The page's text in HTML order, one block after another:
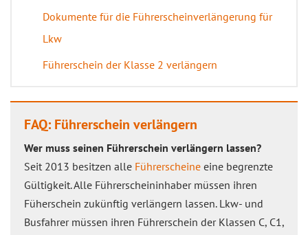
Dokumente für die Führerscheinverlängerung für
Lkw
Führerschein der Klasse 2 verlängern
FAQ: Führerschein verlängern
Wer muss seinen Führerschein verlängern lassen?
Seit 2013 besitzen alle Führerscheine eine begrenzte
Gültigkeit. Alle Führerscheininhaber müssen ihren
Füherschein zukünftig verlängern lassen. Lkw- und
Busfahrer müssen ihren Führerschein der Klassen C, C1,